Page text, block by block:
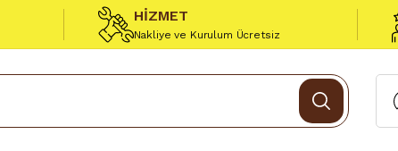
HİZMET
Nakliye ve Kurulum Ücretsiz